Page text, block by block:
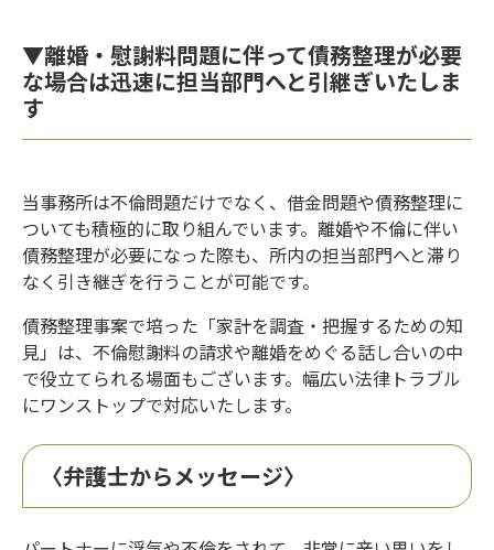
▼離婚・慰謝料問題に伴って債務整理が必要
な場合は迅速に担当部門へと引継ぎいたしま
す
当事務所は不倫問題だけでなく、借金問題や債務整理に
ついても積極的に取り組んでいます。離婚や不倫に伴い
債務整理が必要になった際も、所内の担当部門へと滞り
なく引き継ぎを行うことが可能です。
債務整理事案で培った「家計を調査・把握するための知
見」は、不倫慰謝料の請求や離婚をめぐる話し合いの中
で役立てられる場面もございます。幅広い法律トラブル
にワンストップで対応いたします。
〈弁護士からメッセージ〉